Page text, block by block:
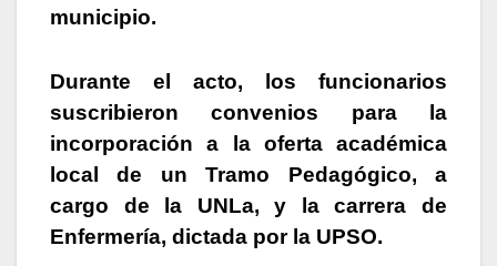
municipio.
Durante el acto, los funcionarios
suscribieron convenios para la
incorporación a la oferta académica
local de un Tramo Pedagógico, a
cargo de la UNLa, y la carrera de
Enfermería, dictada por la UPSO.